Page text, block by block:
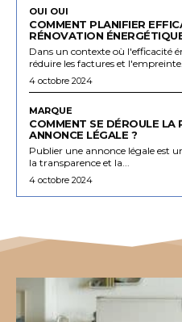
OUI OUI
COMMENT PLANIFIER
RÉNOVATION
Dans un contexte où l'efficacité
réduire les factures et l'empreinte...
4 octobre 2024
MARQUE
COMMENT SE DÉROULE LA
ANNONCE LÉGALE ?
Publier une annonce légale est
la transparence et la...
4 octobre 2024